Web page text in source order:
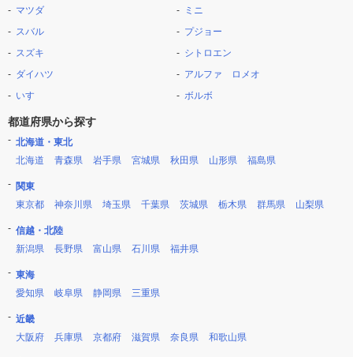
マツダ
スバル
スズキ
ダイハツ
いすゞ
ミニ
プジョー
シトロエン
アルファ ロメオ
ボルボ
都道府県から探す
北海道・東北
北海道
青森県 岩手県 宮城県 秋田県 山形県 福島県
関東
東京都
神奈川県 埼玉県 千葉県 茨城県 栃木県 群馬県 山梨県
信越・北陸
新潟県
長野県 富山県 石川県 福井県
東海
愛知県
岐阜県 静岡県 三重県
近畿
大阪府
兵庫県 京都府 滋賀県 奈良県 和歌山県